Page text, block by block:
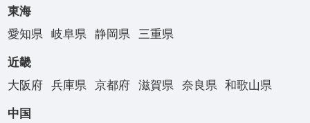
東海
愛知県
岐阜県 静岡県 三重県
近畿
大阪府
兵庫県 京都府 滋賀県 奈良県 和歌山県
中国